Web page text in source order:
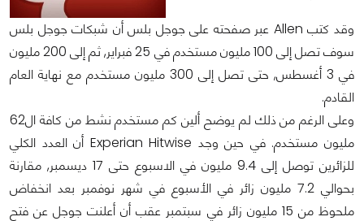
وقد كتب Allen عبر صفحته على جوجل بلس أن شبكات جوجل بلس
سوف تصل إلى 100 مليون مستخدم في 25 فبراير, ثم إلى 200 مليون
في 3 أغسطس, حتى تصل إلى 300 مليون مستخدم مع نهاية العام
القادم.
وعلى الرغم من ذلك لم يوضح ألين كم مستخدم نشط من كافة ال62
مليون مستخدم. في حين وجد Experian Hitwise أن العدد الكلي
للزائرين توصل إلى 9.4 مليون في الاسبوع حتى 17 ديسمبر, مقارنة
بحوالي 7.2 مليون زائر في الأسبوع في شهر نوفمبر بعد انخفاض
ملحوظ من 15 مليون زائر في سبتمبر عقب أن أعلنت جوجل عن فتح